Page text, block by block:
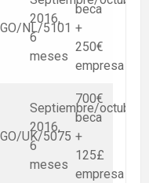
NL/5101
2016,
6
meses
beca
+
250€
empresa
UK/5075
Septiembre/octubre
2016,
6
meses
700€
beca
+
125£
empresa